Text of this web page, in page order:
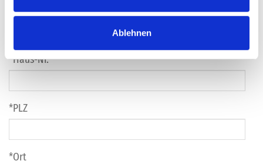
Ablehnen
Straße
Haus-Nr.
PLZ
Ort